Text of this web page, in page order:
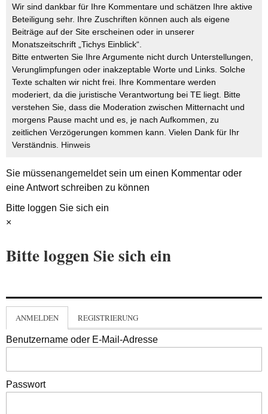
Wir sind dankbar für Ihre Kommentare und schätzen Ihre aktive
Beteiligung sehr. Ihre Zuschriften können auch als eigene
Beiträge auf der Site erscheinen oder in unserer
Monatszeitschrift „Tichys Einblick“.
Bitte entwerten Sie Ihre Argumente nicht durch Unterstellungen,
Verunglimpfungen oder inakzeptable Worte und Links. Solche
Texte schalten wir nicht frei. Ihre Kommentare werden
moderiert, da die juristische Verantwortung bei TE liegt. Bitte
verstehen Sie, dass die Moderation zwischen Mitternacht und
morgens Pause macht und es, je nach Aufkommen, zu
zeitlichen Verzögerungen kommen kann. Vielen Dank für Ihr
Verständnis. Hinweis
Sie müssenangemeldetsein um einen Kommentar oder
eine Antwort schreiben zu können
Bitte loggen Sie sich ein
×
Bitte loggen Sie sich ein
ANMELDEN REGISTRIERUNG
Benutzername oder E-Mail-Adresse
Passwort